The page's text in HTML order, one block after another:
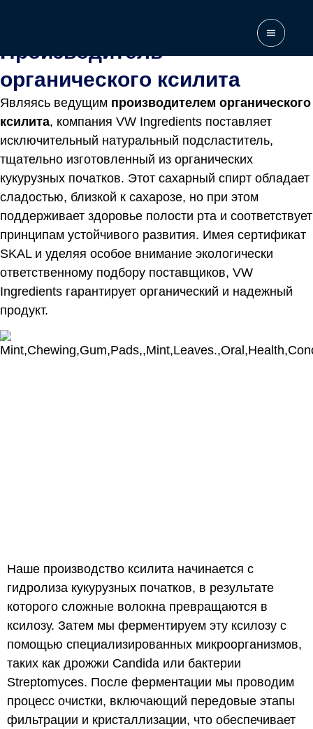
Производитель органического ксилита
Производитель
органического ксилита
Являясь ведущим производителем органического
ксилита, компания VW Ingredients поставляет
исключительный натуральный подсластитель,
тщательно изготовленный из органических
кукурузных початков. Этот сахарный спирт обладает
сладостью, близкой к сахарозе, но при этом
поддерживает здоровье полости рта и соответствует
принципам устойчивого развития. Имея сертификат
SKAL и уделяя особое внимание экологически
ответственному подбору поставщиков, VW
Ingredients гарантирует органический и надежный
продукт.
Наше производство ксилита начинается с
гидролиза кукурузных початков, в результате
которого сложные волокна превращаются в
ксилозу. Затем мы ферментируем эту ксилозу с
помощью специализированных микроорганизмов,
таких как дрожжи Candida или бактерии
Streptomyces. После ферментации мы проводим
процесс очистки, включающий передовые этапы
фильтрации и кристаллизации, что обеспечивает